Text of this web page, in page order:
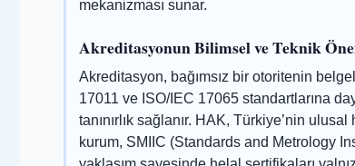
mekanizması sunar.
Akreditasyonun Bilimsel ve Teknik
Akreditasyon, bağımsız bir otoritenin
17011 ve ISO/IEC 17065 standartlarına
tanınırlık sağlanır. HAK, Türkiye’nin
kurum, SMIIC (Standards and Metrology